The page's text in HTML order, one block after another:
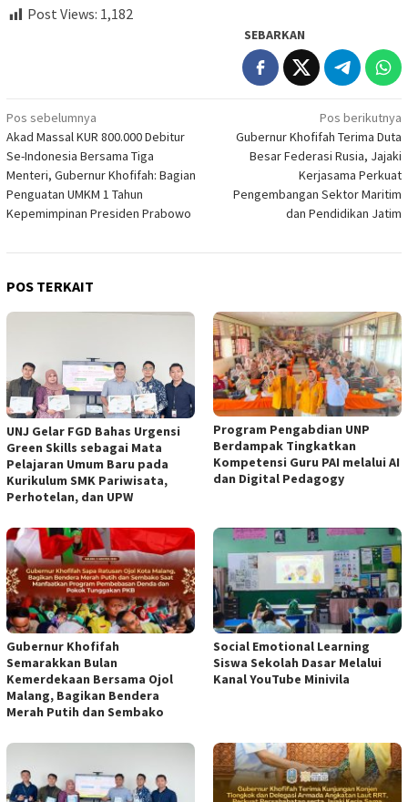
Post Views: 1,182
SEBARKAN
Navigasi
pos
Pos sebelumnya
Akad Massal KUR 800.000 Debitur
Se-Indonesia Bersama Tiga
Menteri, Gubernur Khofifah: Bagian
Penguatan UMKM 1 Tahun
Kepemimpinan Presiden Prabowo
Pos berikutnya
Gubernur Khofifah Terima Duta
Besar Federasi Rusia, Jajaki
Kerjasama Perkuat
Pengembangan Sektor Maritim
dan Pendidikan Jatim
POS TERKAIT
UNJ Gelar FGD Bahas Urgensi
Green Skills sebagai Mata
Pelajaran Umum Baru pada
Kurikulum SMK Pariwisata,
Perhotelan, dan UPW
Program Pengabdian UNP
Berdampak Tingkatkan
Kompetensi Guru PAI melalui AI
dan Digital Pedagogy
Gubernur Khofifah
Semarakkan Bulan
Kemerdekaan Bersama Ojol
Malang, Bagikan Bendera
Merah Putih dan Sembako
Social Emotional Learning
Siswa Sekolah Dasar Melalui
Kanal YouTube Minivila